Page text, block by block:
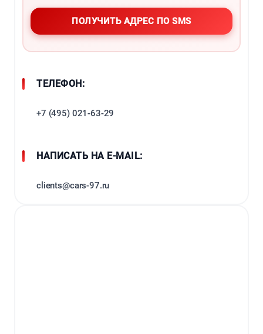
ТЕЛЕФОН:
+7 (495) 021-63-29
НАПИСАТЬ НА E-MAIL:
clients@cars-97.ru